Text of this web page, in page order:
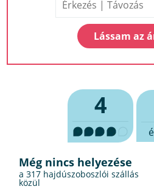
4
Még nincs helyezése
a 317 hajdúszoboszlói szállás
közül